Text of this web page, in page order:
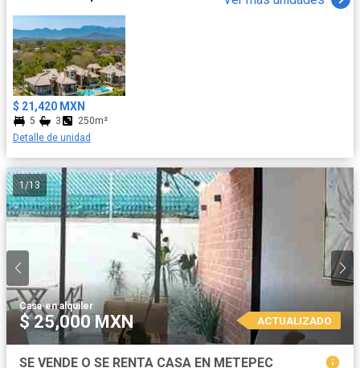
$ 21,420 MXN
5 3
250m²
Detalle de unidad
1/13
Casa·en alquiler
$ 25,000 MXN ACTUALIZADO
SE VENDE O SE RENTA CASA EN METEPEC